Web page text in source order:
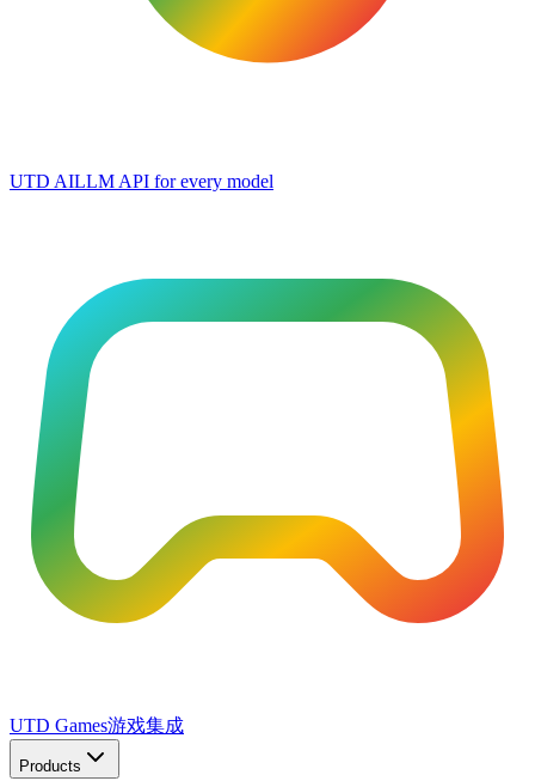
UTD AILLM API for every model
UTD Games游戏集成
Products